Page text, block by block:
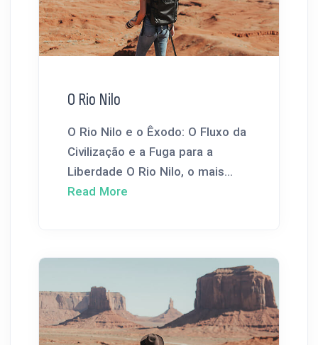
O Rio Nilo
O Rio Nilo e o Êxodo: O Fluxo da
Civilização e a Fuga para a
Liberdade O Rio Nilo, o mais...
Read More